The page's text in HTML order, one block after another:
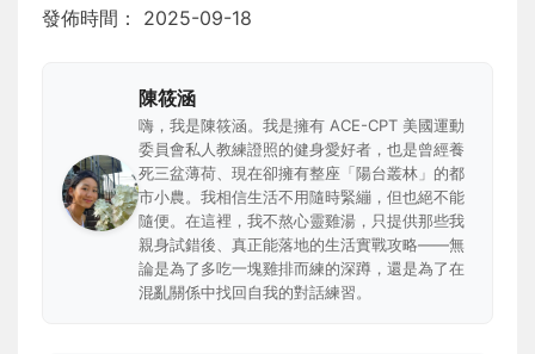
發佈時間： 2025-09-18
陳筱涵
嗨，我是陳筱涵。我是擁有 ACE-CPT 美國運動
委員會私人教練證照的健身愛好者，也是曾經養
死三盆薄荷、現在卻擁有整座「陽台叢林」的都
市小農。我相信生活不用隨時緊繃，但也絕不能
隨便。在這裡，我不熬心靈雞湯，只提供那些我
親身試錯後、真正能落地的生活實戰攻略——無
論是為了多吃一塊雞排而練的深蹲，還是為了在
混亂關係中找回自我的對話練習。